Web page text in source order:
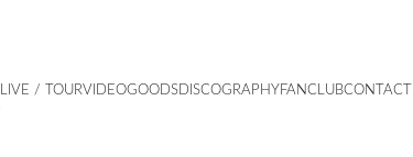
LIVE / TOURVIDEOGOODSDISCOGRAPHYFANCLUBCONTACT